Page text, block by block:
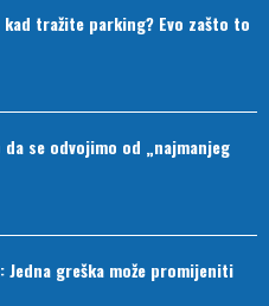
tražite parking? Evo zašto to
da se odvojimo od „najmanjeg
Jedna greška može promijeniti